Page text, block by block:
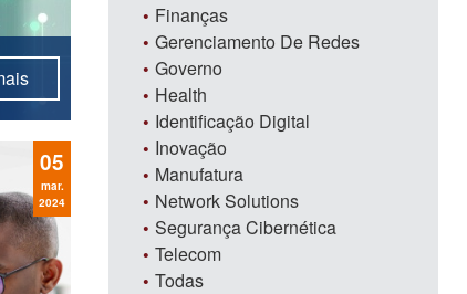
05
mar.
2024
Finanças
Gerenciamento De Redes
Governo
Health
Identificação Digital
Inovação
Manufatura
Network Solutions
Segurança Cibernética
Telecom
Todas